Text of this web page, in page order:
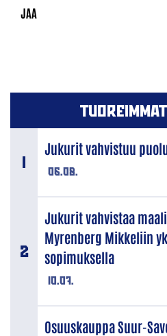
06.08.
Jukurit vahvistuu
10.07.
Jukurit vahvistaa
Myrenberg Mikkeliin
sopimuksella
Osuuskauppa Suur-